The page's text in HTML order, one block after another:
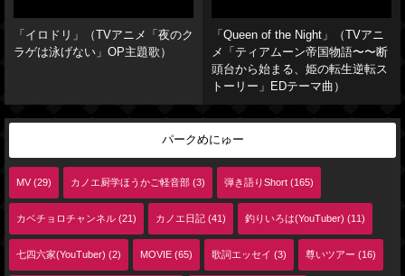
「イロドリ」（TVアニメ「夜のク
ラゲは泳げない」OP主題歌）
「Queen of the Night」（TVアニ
メ「ティアムーン帝国物語〜〜断
頭台から始まる、姫の転生逆転ス
トーリー」EDテーマ曲）
パークめにゅー
MV (29) カノエ厨学ほうかご軽音部 (3) 弾き語りShort (165)
カベチョロチャンネル (21) カノエ日記 (41) 釣りいろは(YouTuber) (11)
七四六家(YouTuber) (2) MOVIE (65) 歌詞エッセイ (3) 尊いツアー (16)